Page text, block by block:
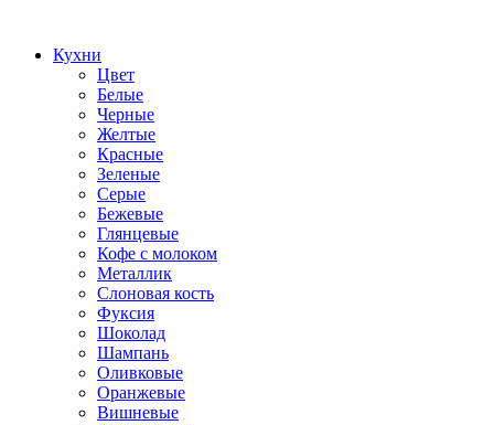
Кухни
Цвет
Белые
Черные
Желтые
Красные
Зеленые
Серые
Бежевые
Глянцевые
Кофе с молоком
Металлик
Слоновая кость
Фуксия
Шоколад
Шампань
Оливковые
Оранжевые
Вишневые